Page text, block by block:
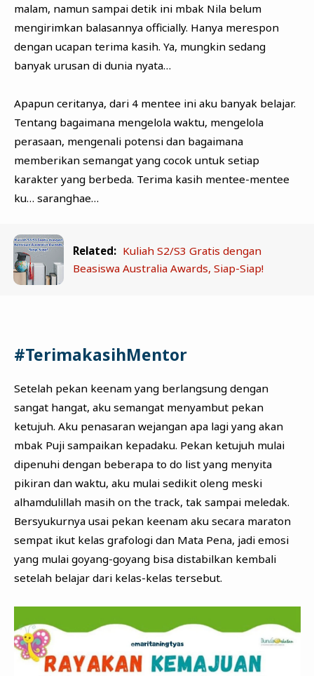
malam, namun sampai detik ini mbak Nila belum
mengirimkan balasannya officially. Hanya merespon
dengan ucapan terima kasih. Ya, mungkin sedang
banyak urusan di dunia nyata…
Apapun ceritanya, dari 4 mentee ini aku banyak belajar.
Tentang bagaimana mengelola waktu, mengelola
perasaan, mengenali potensi dan bagaimana
memberikan semangat yang cocok untuk setiap
karakter yang berbeda. Terima kasih mentee-mentee
ku… saranghae…
Related: Kuliah S2/S3 Gratis dengan
Beasiswa Australia Awards, Siap-Siap!
#TerimakasihMentor
Setelah pekan keenam yang berlangsung dengan
sangat hangat, aku semangat menyambut pekan
ketujuh. Aku penasaran wejangan apa lagi yang akan
mbak Puji sampaikan kepadaku. Pekan ketujuh mulai
dipenuhi dengan beberapa to do list yang menyita
pikiran dan waktu, aku mulai sedikit oleng meski
alhamdulillah masih on the track, tak sampai meledak.
Bersyukurnya usai pekan keenam aku secara maraton
sempat ikut kelas grafologi dan Mata Pena, jadi emosi
yang mulai goyang-goyang bisa distabilkan kembali
setelah belajar dari kelas-kelas tersebut.